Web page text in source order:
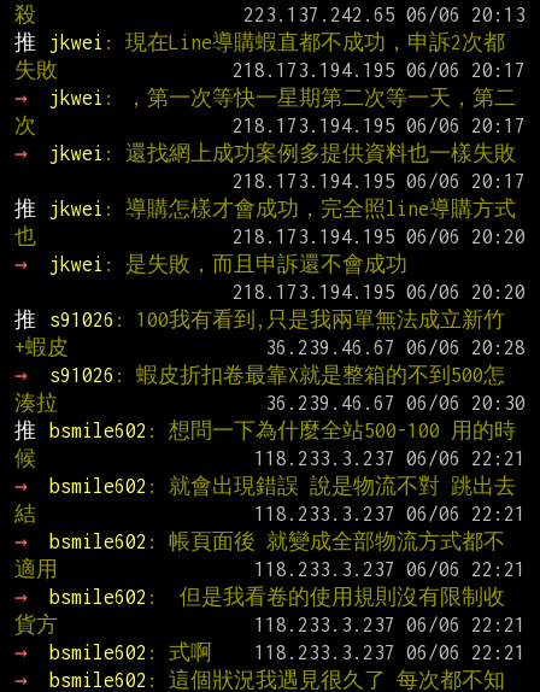
殺
推
jkwei : 現在Line導購蝦直都不成功，申訴2次都
失敗
→
jkwei : ，第一次等快一星期第二次等一天，第二
次
→
jkwei : 還找網上成功案例多提供資料也一樣失敗
推
jkwei : 導購怎樣才會成功，完全照line導購方式
也
→
jkwei : 是失敗，而且申訴還不會成功
推
s91026 : 100我有看到,只是我兩單無法成立新竹
+蝦皮
→
s91026 : 蝦皮折扣卷最靠X就是整箱的不到500怎
湊拉
推
bsmile602 : 想問一下為什麼全站500-100 用的時
候
→
bsmile602 : 就會出現錯誤 說是物流不對 跳出去
結
→
bsmile602 : 帳頁面後 就變成全部物流方式都不
適用
→
bsmile602 :  但是我看卷的使用規則沒有限制收
貨方
→
bsmile602 : 式啊
→
bsmile602 : 這個狀況我遇見很久了 每次都不知